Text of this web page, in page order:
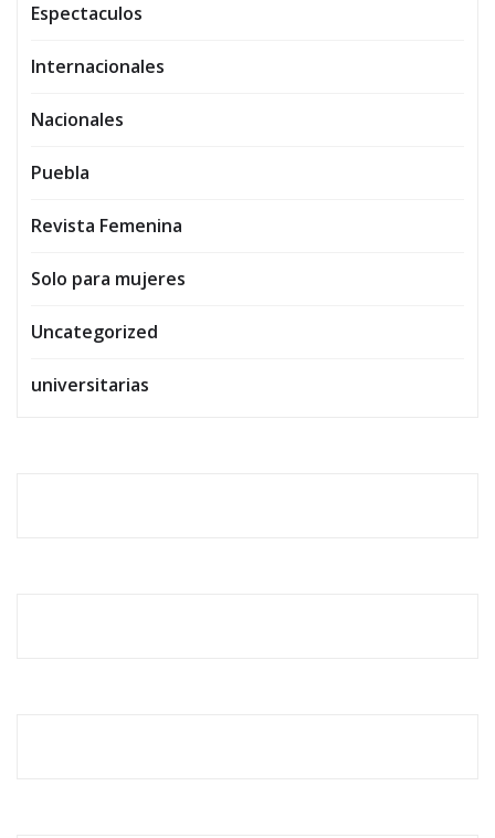
Espectaculos
Internacionales
Nacionales
Puebla
Revista Femenina
Solo para mujeres
Uncategorized
universitarias